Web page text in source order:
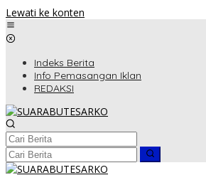
Lewati ke konten
Indeks Berita
Info Pemasangan Iklan
REDAKSI